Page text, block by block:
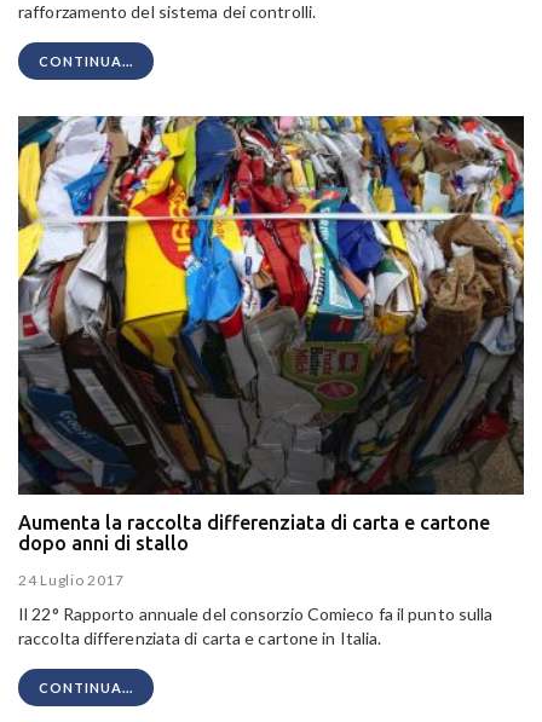
rafforzamento del sistema dei controlli.
CONTINUA...
Aumenta la raccolta differenziata di carta e cartone
dopo anni di stallo
24 Luglio 2017
Il 22° Rapporto annuale del consorzio Comieco fa il punto sulla
raccolta differenziata di carta e cartone in Italia.
CONTINUA...